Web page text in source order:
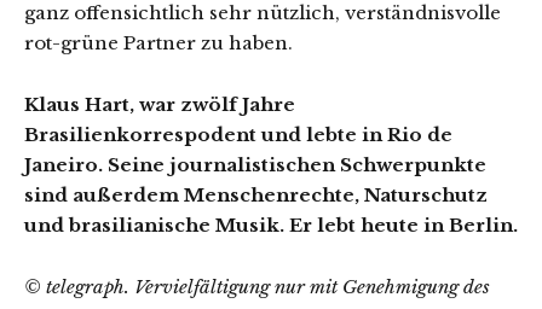
ganz offensichtlich sehr nützlich, verständnisvolle
rot-grüne Partner zu haben.
Klaus Hart, war zwölf Jahre
Brasilienkorrespodent und lebte in Rio de
Janeiro. Seine journalistischen Schwerpunkte
sind außerdem Menschenrechte, Naturschutz
und brasilianische Musik. Er lebt heute in Berlin.
© telegraph. Vervielfältigung nur mit Genehmigung des